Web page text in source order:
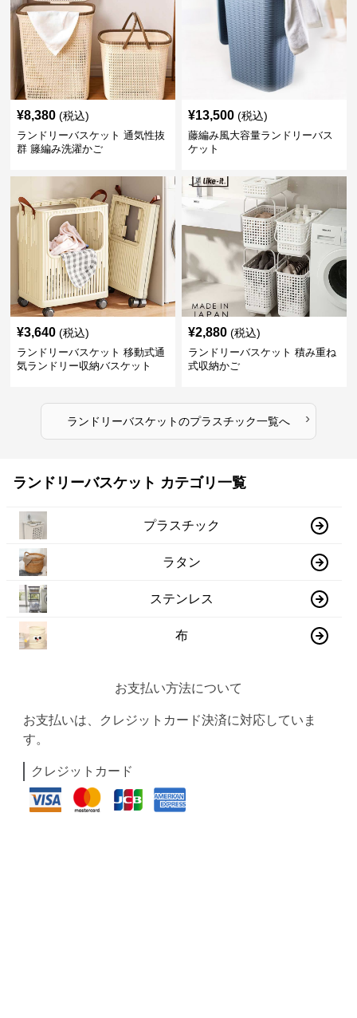
¥8,380 (税込)
ランドリーバスケット 通気性抜
群 籐編み洗濯かご
¥13,500 (税込)
藤編み風大容量ランドリーバス
ケット
¥3,640 (税込)
ランドリーバスケット 移動式通
気ランドリー収納バスケット
¥2,880 (税込)
ランドリーバスケット 積み重ね
式収納かご
ランドリーバスケットのプラスチック一覧へ ›
ランドリーバスケット カテゴリ一覧
プラスチック
ラタン
ステンレス
布
お支払い方法について
お支払いは、クレジットカード決済に対応していま
す。
クレジットカード